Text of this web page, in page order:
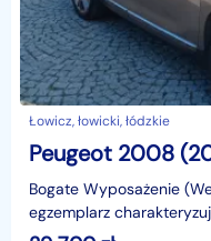
Łowicz, łowicki, łódzkie
Bogate Wyposażenie
egzemplarz
podnoszącym komfort i